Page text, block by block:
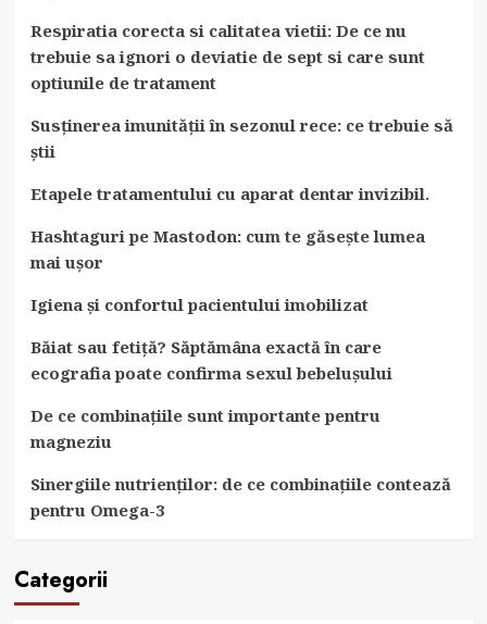
Respiratia corecta si calitatea vietii: De ce nu
trebuie sa ignori o deviatie de sept si care sunt
optiunile de tratament
Susținerea imunității în sezonul rece: ce trebuie să
știi
Etapele tratamentului cu aparat dentar invizibil.
Hashtaguri pe Mastodon: cum te găsește lumea
mai ușor
Igiena și confortul pacientului imobilizat
Băiat sau fetiță? Săptămâna exactă în care
ecografia poate confirma sexul bebelușului
De ce combinațiile sunt importante pentru
magneziu
Sinergiile nutrienților: de ce combinațiile contează
pentru Omega-3
Categorii